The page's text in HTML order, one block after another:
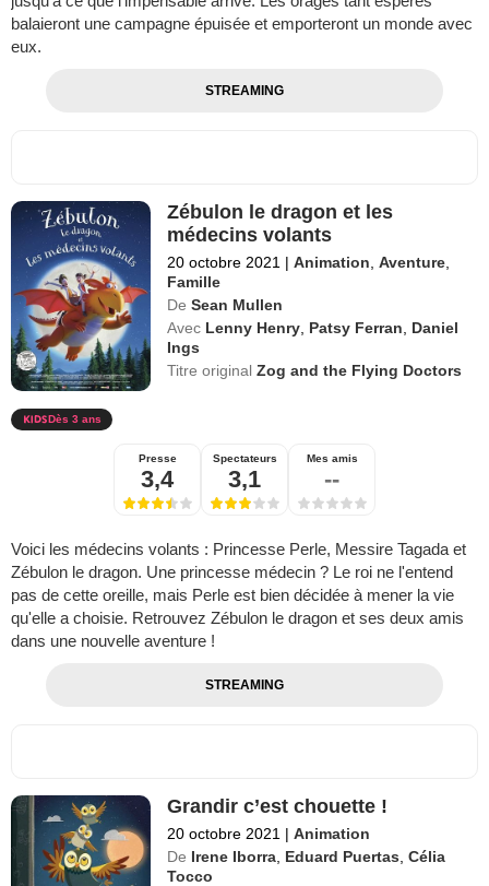
balaieront une campagne épuisée et emporteront un monde avec
eux.
STREAMING
Zébulon le dragon et les
médecins volants
20 octobre 2021 | Animation ,Aventure
Famille
De Sean Mullen
Avec Lenny Henry Patsy Ferran
Daniel
Ings
Titre originalZog and the Flying Doctors
Dès 3 ans
Presse
3,4
Spectateurs
3,1
Mes amis
--
Voici les médecins volants : Princesse Perle, Messire Tagada et
Zébulon le dragon. Une princesse médecin ? Le roi ne l'entend
pas de cette oreille, mais Perle est bien décidée à mener la vie
qu'elle a choisie. Retrouvez Zébulon le dragon et ses deux amis
dans une nouvelle aventure !
STREAMING
Grandir c’est chouette !
20 octobre 2021 | Animation
De Irene Iborra Eduard Puertas ,Célia
Tocco